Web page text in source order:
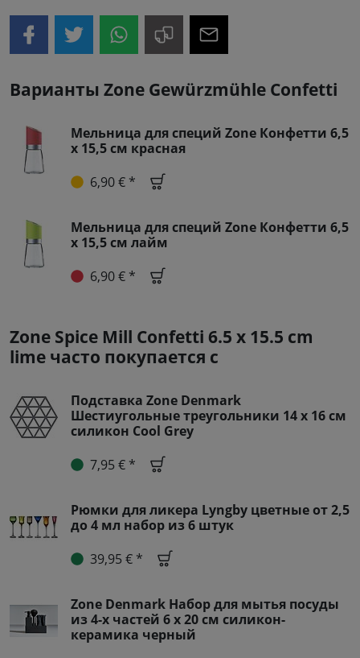
Варианты Zone Gewürzmühle Confetti
Мельница для специй Zone Конфетти 6,5
х 15,5 см красная
6,90 € *
Мельница для специй Zone Конфетти 6,5
х 15,5 см лайм
6,90 € *
Zone Spice Mill Confetti 6.5 x 15.5 cm
lime часто покупается с
Подставка Zone Denmark
Шестиугольные треугольники 14 x 16 см
силикон Cool Grey
7,95 € *
Рюмки для ликера Lyngby цветные от 2,5
до 4 мл набор из 6 штук
39,95 € *
Zone Denmark Набор для мытья посуды
из 4-х частей 6 x 20 см силикон-
керамика черный